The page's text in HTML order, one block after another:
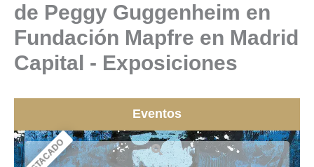
de Peggy Guggenheim en
Fundación Mapfre en Madrid
Capital - Exposiciones
Eventos